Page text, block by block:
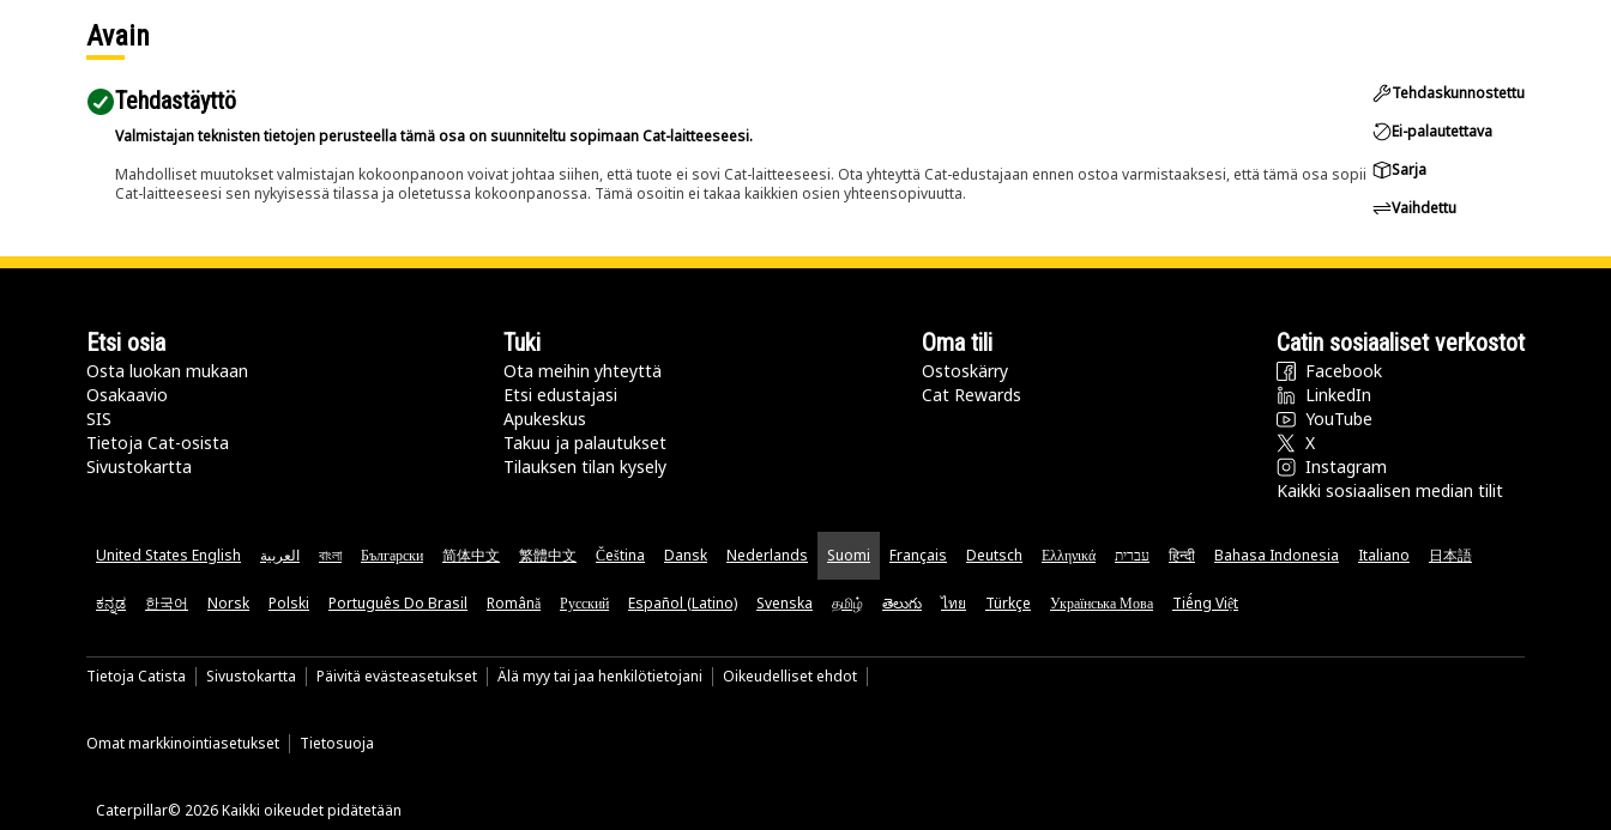
Avain
Tehdastäyttö
Valmistajan teknisten tietojen perusteella tämä osa on suunniteltu sopimaan Cat-laitteeseesi.
Mahdolliset muutokset valmistajan kokoonpanoon voivat johtaa siihen, että tuote ei sovi Cat-laitteeseesi. Ota yhteyttä Cat-edustajaan ennen ostoa varmistaaksesi, että tämä osa sopii
Cat-laitteeseesi sen nykyisessä tilassa ja oletetussa kokoonpanossa. Tämä osoitin ei takaa kaikkien osien yhteensopivuutta.
Tehdaskunnostettu
Ei-palautettava
Sarja
Vaihdettu
Etsi osia
Osta luokan mukaan
Osakaavio
SIS
Tietoja Cat-osista
Sivustokartta
Tuki
Ota meihin yhteyttä
Etsi edustajasi
Apukeskus
Takuu ja palautukset
Tilauksen tilan kysely
Oma tili
Ostoskärry
Cat Rewards
Catin sosiaaliset verkostot
Facebook
LinkedIn
YouTube
X
Instagram
Kaikki sosiaalisen median tilit
United States English العربية বাংলা Български 简体中文 繁體中文 Čeština Dansk Nederlands Suomi Français Deutsch Ελληνικά עברית हिन्दी Bahasa Indonesia Italiano 日本語
ಕನ್ನಡ 한국어 Norsk Polski Português Do Brasil Română Русский Español (Latino) Svenska தமிழ் తెలుగు ไทย Türkçe Українська Мова Tiếng Việt
Tietoja Catista Sivustokartta Päivitä evästeasetukset Älä myy tai jaa henkilötietojani Oikeudelliset ehdot
Omat markkinointiasetukset Tietosuoja
Caterpillar© 2026 Kaikki oikeudet pidätetään